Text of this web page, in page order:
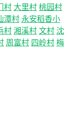
村 大里村 桃园村
潭村 永安稻香小
村 湘溪村 文村 沈
周富村 四岭村 梅